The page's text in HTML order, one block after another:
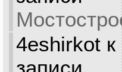
4eshirkotк